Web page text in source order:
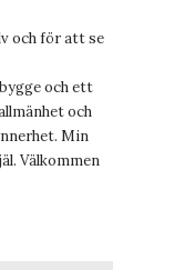
och för att se
och ett
och
Min
Välkommen